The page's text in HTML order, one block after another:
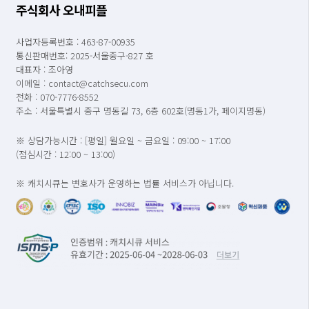
주식회사 오내피플
사업자등록번호 : 463-87-00935
통신판매번호: 2025-서울중구-827 호
대표자 : 조아영
이메일 : contact@catchsecu.com
전화 : 070-7776-8552
주소 : 서울특별시 중구 명동길 73, 6층 602호(명동1가, 페이지명동)
※ 상담가능시간 : [평일] 월요일 ~ 금요일 : 09:00 ~ 17:00
(점심시간 : 12:00 ~ 13:00)
※ 캐치시큐는 변호사가 운영하는 법률 서비스가 아닙니다.